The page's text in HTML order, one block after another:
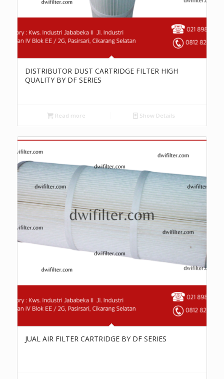
DISTRIBUTOR DUST CARTRIDGE FILTER HIGH
QUALITY BY DF SERIES
Read more Show Details
JUAL AIR FILTER CARTRIDGE BY DF SERIES